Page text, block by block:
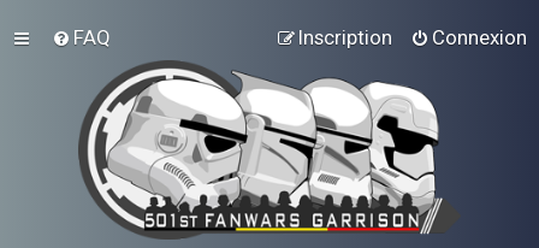
FAQ Connexion
Inscription